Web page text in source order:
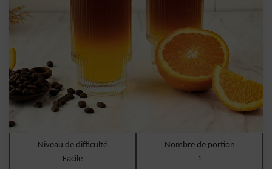
Niveau de difficulté
Facile
Nombre de portion
1